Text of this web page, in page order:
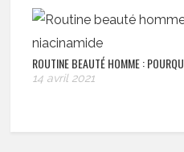
ROUTINE BEAUTÉ HOMME :
14 avril 2021